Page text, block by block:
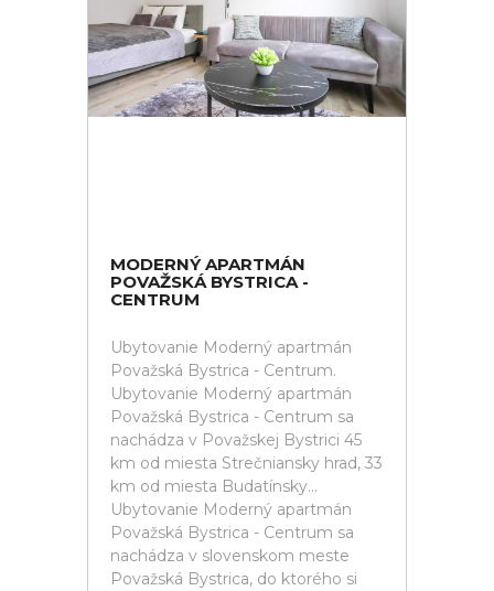
MODERNÝ APARTMÁN
POVAŽSKÁ BYSTRICA -
CENTRUM
Ubytovanie Moderný apartmán
Považská Bystrica - Centrum.
Ubytovanie Moderný apartmán
Považská Bystrica - Centrum sa
nachádza v Považskej Bystrici 45
km od miesta Strečniansky hrad, 33
km od miesta Budatínsky...
Ubytovanie Moderný apartmán
Považská Bystrica - Centrum sa
nachádza v slovenskom meste
Považská Bystrica, do ktorého si